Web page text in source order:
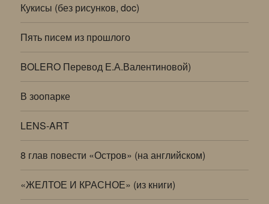
Кукисы (без рисунков, doc)
Пять писем из прошлого
BOLERO Перевод Е.А.Валентиновой)
В зоопарке
LENS-ART
8 глав повести «Остров» (на английском)
«ЖЕЛТОЕ И КРАСНОЕ» (из книги)